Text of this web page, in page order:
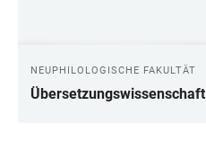
NEUPHILOLOGISCHE FAKULTÄT
Übersetzungswissenschaft